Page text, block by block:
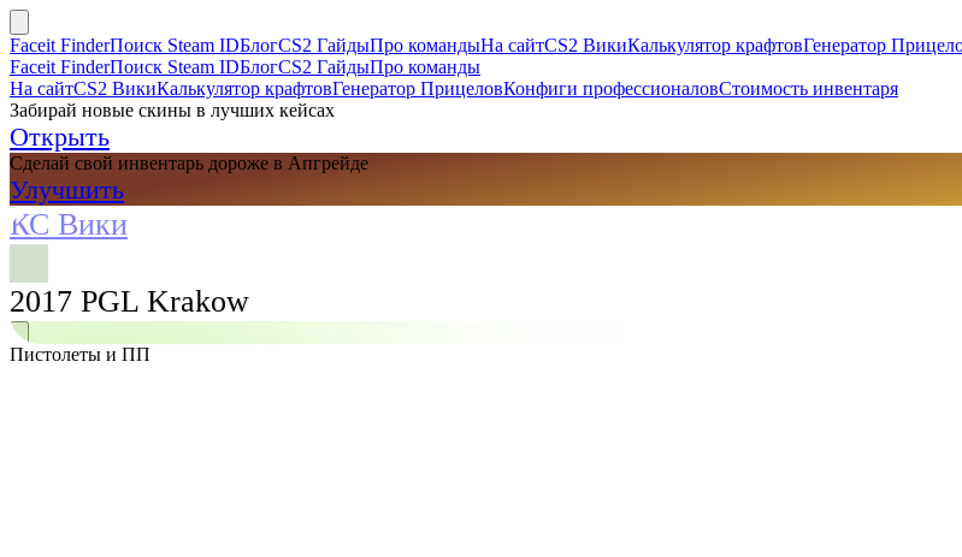
Faceit FinderПоиск Steam IDБлогCS2 ГайдыПро командыНа сайтCS2 ВикиКалькулятор крафтовГенератор
Faceit FinderПоиск Steam IDБлогCS2 ГайдыПро команды
На сайтCS2 ВикиКалькулятор крафтовГенератор ПрицеловКонфиги профессионаловСтоимость инвентаря
Забирай новые скины в лучших кейсах
Открыть
Сделай свой инвентарь дороже в Апгрейде
Улучшить
КС Вики
2017 PGL Krakow
Поиск
Пистолеты и ПП